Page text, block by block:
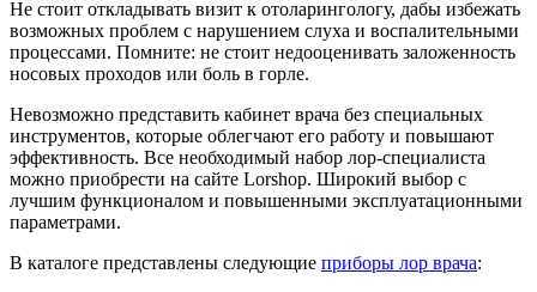
Не стоит откладывать визит к отоларингологу, дабы избежать
возможных проблем с нарушением слуха и воспалительными
процессами. Помните: не стоит недооценивать заложенность
носовых проходов или боль в горле.
Невозможно представить кабинет врача без специальных
инструментов, которые облегчают его работу и повышают
эффективность. Все необходимый набор лор-специалиста
можно приобрести на сайте Lorshop. Широкий выбор с
лучшим функционалом и повышенными эксплуатационными
параметрами.
В каталоге представлены следующие приборы лор врача: